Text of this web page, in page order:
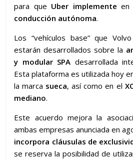
para que Uber implemente en
conducción autónoma.
Los “vehículos base” que
estarán desarrollados sobre la
y modular SPA desarrollada
Esta plataforma es utilizada hoy
la marca sueca, así como en el
mediano.
Este acuerdo mejora la
ambas empresas anunciada en
incorpora cláusulas de
se reserva la posibilidad de